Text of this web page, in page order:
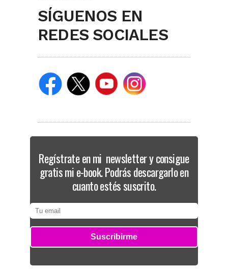
SÍGUENOS EN
REDES SOCIALES
Regístrate en mi newsletter y consigue
gratis mi e-book. Podrás descargarlo en
cuanto estés suscrito.